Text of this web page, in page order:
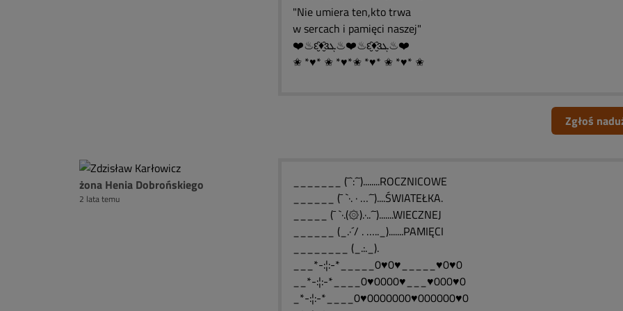
"Nie umiera ten,kto trwa
w sercach i pamięci naszej"
❤️♨ԑ̮̑♦̮̑ɜܓ♨❤️♨ԑ̮̑♦̮̑ɜܓ♨❤️
✬ *♥* ✬ *♥*✬ *♥* ✬ *♥* ✬
Zgłoś
żona Henia Dobrońskiego
2 lata temu
_______ (¯`:´¯)........ROCZNICOWE
______ (¯ `·. · …´¯)....ŚWIATEŁKA.
_____ (¯ `·.(۞).·..´¯).......WIECZNEJ
______ (_.·´/ . ….._).......PAMIĘCI
________ (_.:._).
___*-:¦:-*_____0♥0♥_____♥0♥0
__*-:¦:-*____0♥0000♥___♥000♥0
_*-:¦:-*____0♥0000000♥000000♥0